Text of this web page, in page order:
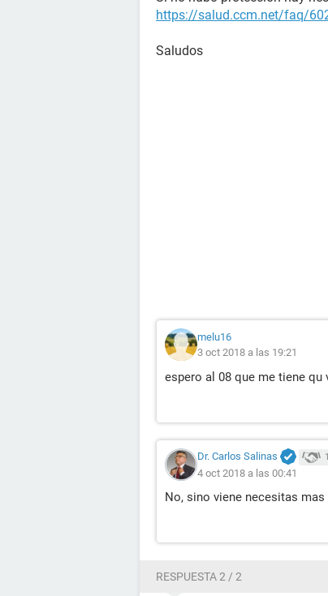
https://salud.ccm.net/faq/
Saludos
melu16
3 oct 2018 a las 19:21
espero al 08 que me tiene qu
Dr. Carlos Salinas
4 oct 2018 a las 00:41
No, sino viene necesitas
RESPUESTA 2 / 2